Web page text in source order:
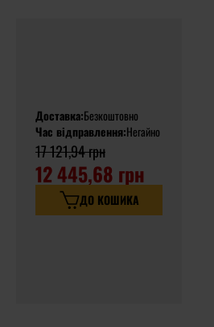
Доставка:Безкоштовно
Час відправлення:Негайно
17 121,94 грн
12 445,68 грн
ДО КОШИКА